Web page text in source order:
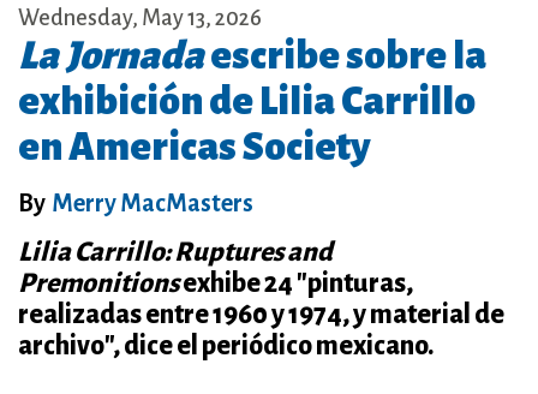
Wednesday, May 13, 2026
La Jornadaescribe sobre la
exhibición de Lilia Carrillo
en Americas Society
By Merry MacMasters
Lilia Carrillo: Ruptures and
Premonitionsexhibe 24 "pinturas,
realizadas entre 1960 y 1974, y material de
archivo", dice el periódico mexicano.